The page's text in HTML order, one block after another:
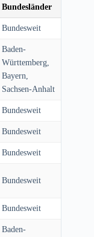
Bundesländer
Bundesweit
Baden-
Württemberg,
Bayern,
Sachsen-Anhalt
Bundesweit
Bundesweit
Bundesweit
Bundesweit
Bundesweit
Baden-